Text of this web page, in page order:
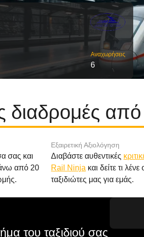
Αναχωρήσεις
6
διαδρομές
σας και
από 20
Εξαιρετική Αξιολόγηση
Διαβάστε αυθεντικές
Rail Ninja και δείτε τι λένε
ταξιδιώτες μας για εμάς.
του ταξιδιού σας